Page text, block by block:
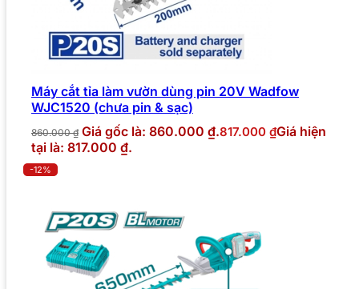
Máy cắt tỉa làm vườn dùng pin 20V Wadfow
WJC1520 (chưa pin & sạc)
860.000₫ Giá gốc là: 860.000 ₫.817.000 ₫Giá hiện
tại là: 817.000 ₫.
-12%